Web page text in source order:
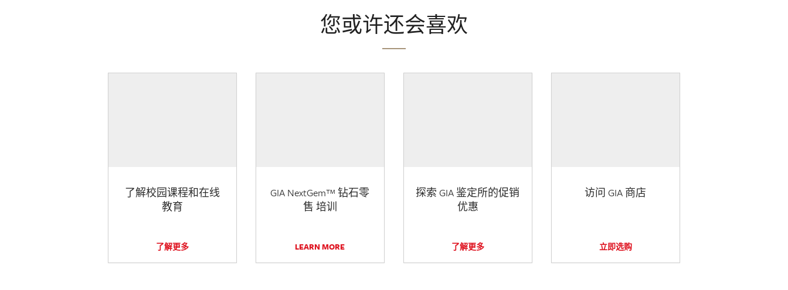
您或许还会喜欢
了解校园课程和在线
教育
了解更多
GIA NextGem™ 钻石零
售 培训
LEARN MORE
探索 GIA 鉴定所的促销
优惠
了解更多
访问 GIA 商店
立即选购